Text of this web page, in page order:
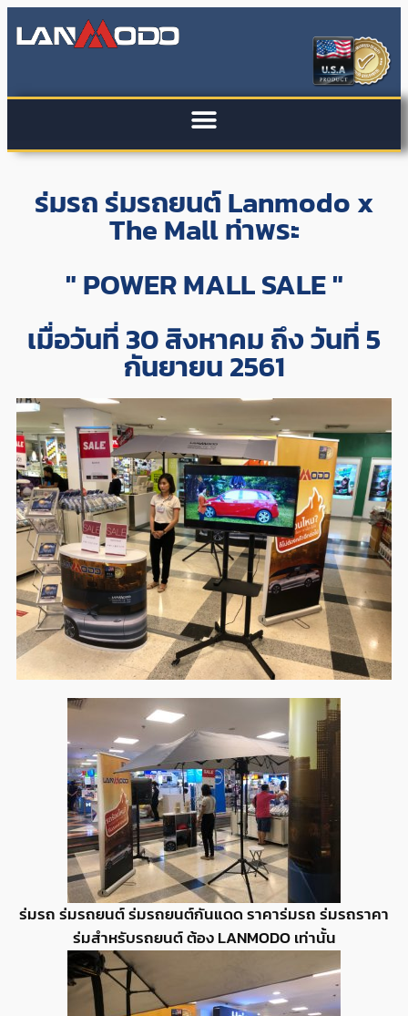
ร่มรถ ร่มรถยนต์ Lanmodo x
The Mall ท่าพระ
" POWER MALL SALE "
เมื่อวันที่ 30 สิงหาคม ถึง วันที่ 5
กันยายน 2561
ร่มรถ ร่มรถยนต์ ร่มรถยนต์กันแดด ราคาร่มรถ ร่มรถราคา
ร่มสำหรับรถยนต์ ต้อง LANMODO เท่านั้น